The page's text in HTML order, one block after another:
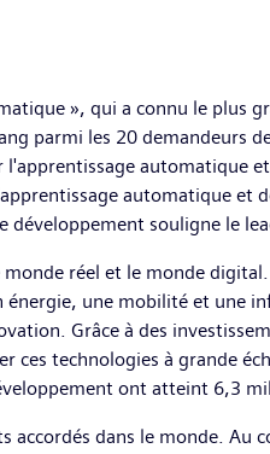
», qui a connu le plus
parmi les 20
automatique
automatique et
développement souligne le
monde réel et le monde
une mobilité et une
Grâce à des
ces technologies à grande
ont atteint 6,3
dans le monde. Au